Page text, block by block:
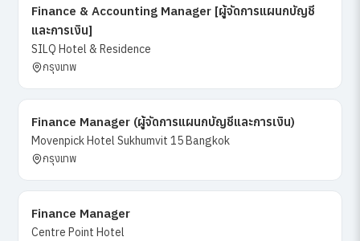
Finance & Accounting Manager [ผู้จัดการแผนกบัญชี
และการเงิน]
SILQ Hotel & Residence
กรุงเทพ
Finance Manager (ผู้จัดการแผนกบัญชีและการเงิน)
Movenpick Hotel Sukhumvit 15 Bangkok
กรุงเทพ
Finance Manager
Centre Point Hotel